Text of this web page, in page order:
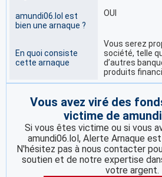
amundi06.lol est
bien une arnaque ?
OUI
En quoi consiste
cette arnaque
Vous serez
société, telle
d’autres
produits
Vous avez viré des
victime de
Si vous êtes victime ou si vous
amundi06.lol, Alerte Arnaque
N'hésitez pas à nous contacter
soutien et de notre expertise
votre argent.